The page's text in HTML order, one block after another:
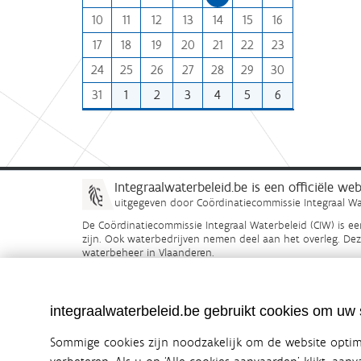
n
-
8
10
11 12 13 14 15
16
17
18 19 20 21 22
23
24
25 26 27 28 29
30
31
1 2 3 4 5 6
integraalwaterbeleid.be gebruikt cookies om
Sommige cookies zijn noodzakelijk om de website
Integraalwaterbeleid.be is een officiële
uitgegeven door Coördinatiecommissie Integraal
De Coördinatiecommissie Integraal Waterbeleid (CIW)
zijn. Ook waterbedrijven nemen deel aan het overleg.
waterbeheer in Vlaanderen.